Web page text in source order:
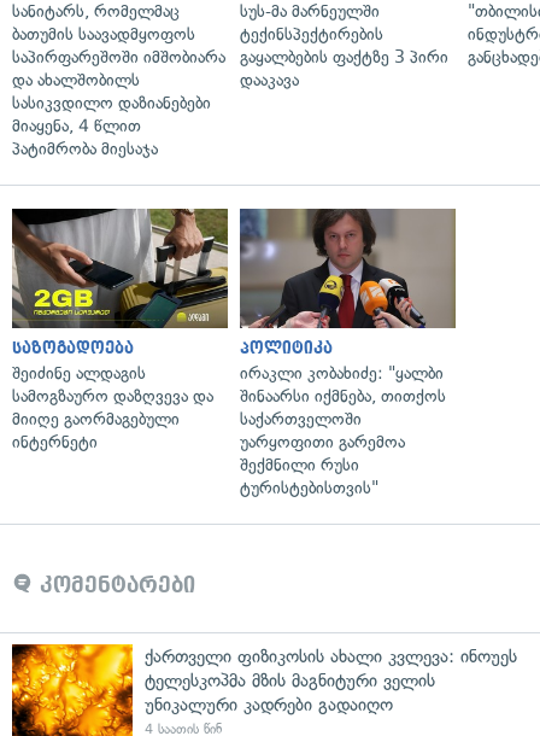
სანიტარს, რომელმაც
ბათუმის საავადმყოფოს
საპირფარეშოში იმშობიარა
და ახალშობილს
სასიკვდილო დაზიანებები
მიაყენა, 4 წლით
პატიმრობა მიესაჯა
სუს-მა მარნეულში
ტექინსპექტირების
გაყალბების ფაქტზე 3 პირი
დააკავა
საზოგადოება
შეიძინე ალდაგის
სამოგზაურო დაზღვევა და
მიიღე გაორმაგებული
ინტერნეტი
პოლიტიკა
ირაკლი კობახიძე: "ყალბი
შინაარსი იქმნება, თითქოს
საქართველოში
უარყოფითი გარემოა
შექმნილი რუსი
ტურისტებისთვის"
კომენტარები
ქართველი ფიზიკოსის ახალი კვლევა: ინოუეს
ტელესკოპმა მზის მაგნიტური ველის
უნიკალური კადრები გადაიღო
4 საათის წინ